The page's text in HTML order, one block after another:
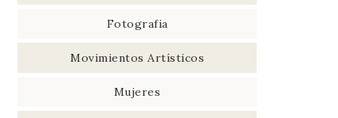
Fotografia
Movimientos Artísticos
Mujeres